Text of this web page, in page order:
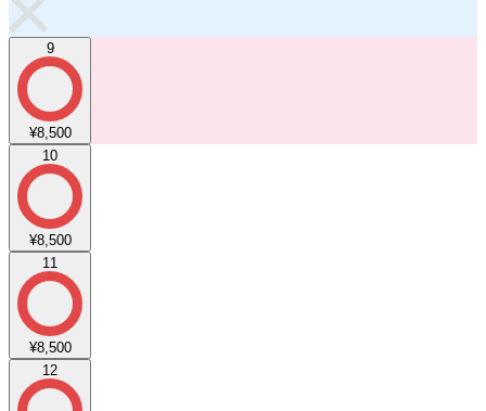
9
¥8,500
10
¥8,500
11
¥8,500
12